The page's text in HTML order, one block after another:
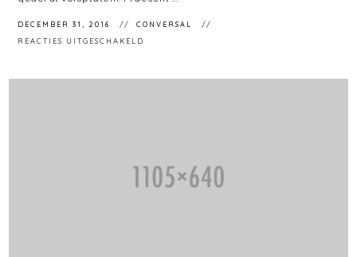
DECEMBER 31, 2016
CONVERSAL
REACTIES UITGESCHAKELD